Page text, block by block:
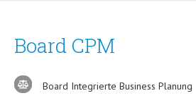
Board CPM
Board Integrierte Business Planung